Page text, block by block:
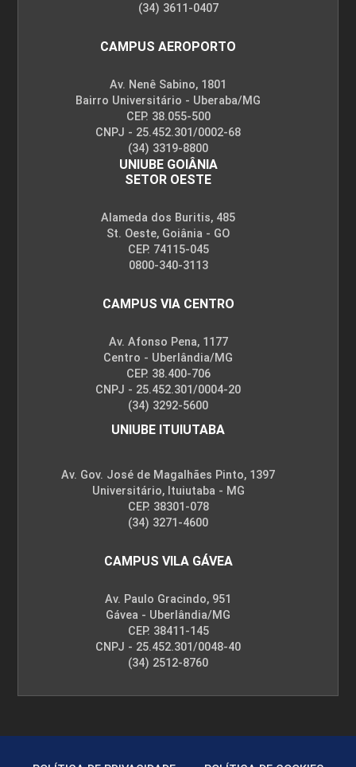
(34) 3611-0407
CAMPUS AEROPORTO
Av. Nenê Sabino, 1801
Bairro Universitário - Uberaba/MG
CEP. 38.055-500
CNPJ - 25.452.301/0002-68
(34) 3319-8800
UNIUBE GOIÂNIA
SETOR OESTE
Alameda dos Buritis, 485
St. Oeste, Goiânia - GO
CEP. 74115-045
0800-340-3113
CAMPUS VIA CENTRO
Av. Afonso Pena, 1177
Centro - Uberlândia/MG
CEP. 38.400-706
CNPJ - 25.452.301/0004-20
(34) 3292-5600
UNIUBE ITUIUTABA
Av. Gov. José de Magalhães Pinto, 1397
Universitário, Ituiutaba - MG
CEP. 38301-078
(34) 3271-4600
CAMPUS VILA GÁVEA
Av. Paulo Gracindo, 951
Gávea - Uberlândia/MG
CEP. 38411-145
CNPJ - 25.452.301/0048-40
(34) 2512-8760